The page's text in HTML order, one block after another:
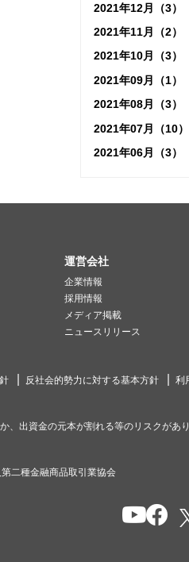
2021年12月（3）
2021年11月（2）
2021年10月（3）
2021年09月（1）
2021年08月（3）
2021年07月（10）
2021年06月（3）
運営会社
企業情報
採用情報
メディア掲載
ニュースリリース
反社会的勢力に対する基本方針 利
出資金の元本が割れる等のリスクがあり
二種金融商品取引業協会